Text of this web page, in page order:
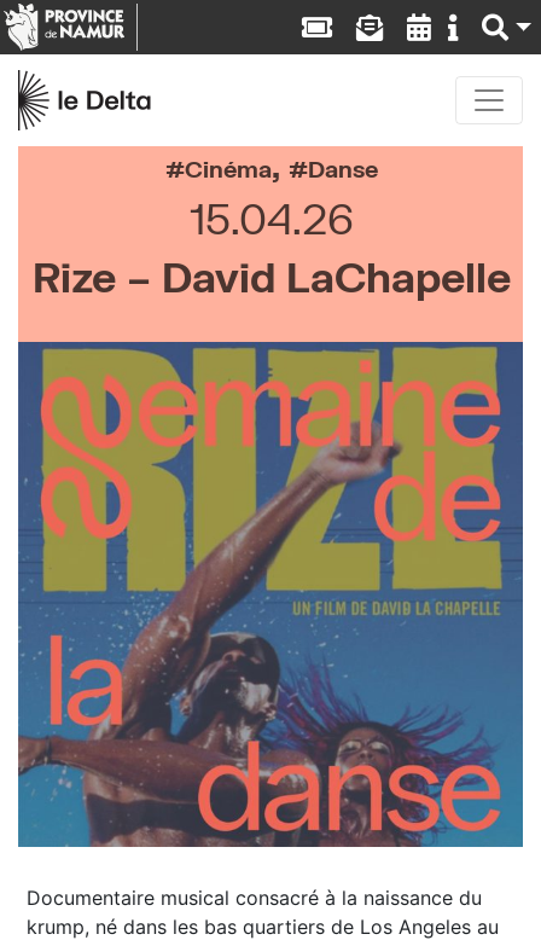
Cinéma, Danse
15.04.26
Rize – David LaChapelle
Documentaire musical consacré à la naissance du
krump, né dans les bas quartiers de Los Angeles au